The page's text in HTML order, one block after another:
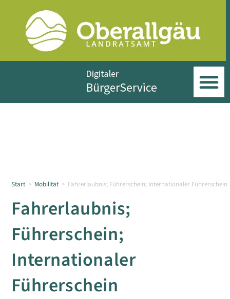
Start > Mobilität > Fahrerlaubnis; Führerschein; Internationaler Führerschein
Fahrerlaubnis;
Führerschein;
Internationaler
Führerschein